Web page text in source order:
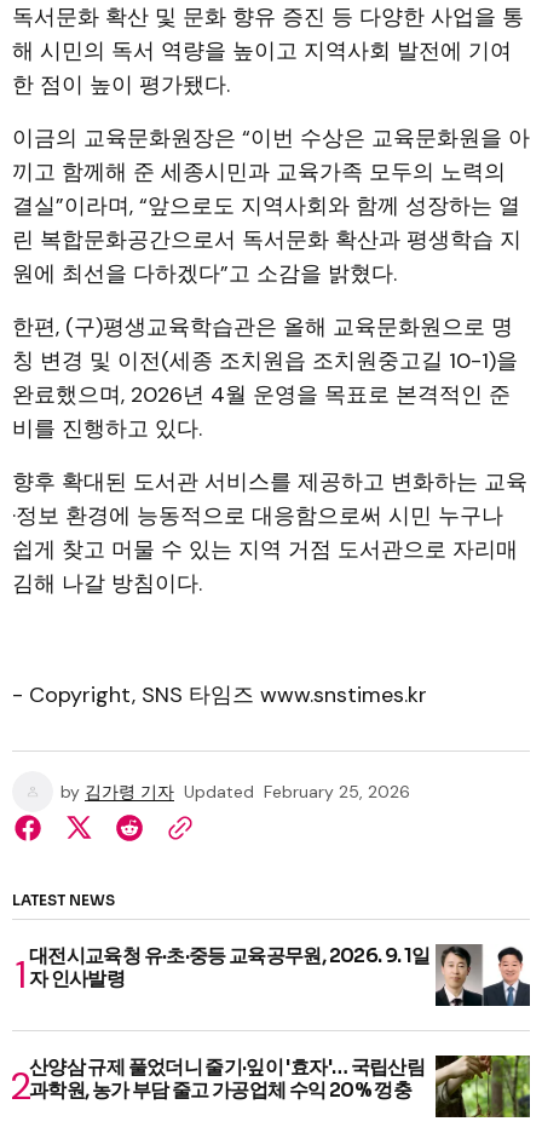
독서문화 확산 및 문화 향유 증진 등 다양한 사업을 통
해 시민의 독서 역량을 높이고 지역사회 발전에 기여
한 점이 높이 평가됐다.
이금의 교육문화원장은 “이번 수상은 교육문화원을 아
끼고 함께해 준 세종시민과 교육가족 모두의 노력의
결실”이라며, “앞으로도 지역사회와 함께 성장하는 열
린 복합문화공간으로서 독서문화 확산과 평생학습 지
원에 최선을 다하겠다”고 소감을 밝혔다.
한편, (구)평생교육학습관은 올해 교육문화원으로 명
칭 변경 및 이전(세종 조치원읍 조치원중고길 10-1)을
완료했으며, 2026년 4월 운영을 목표로 본격적인 준
비를 진행하고 있다.
향후 확대된 도서관 서비스를 제공하고 변화하는 교육
·정보 환경에 능동적으로 대응함으로써 시민 누구나
쉽게 찾고 머물 수 있는 지역 거점 도서관으로 자리매
김해 나갈 방침이다.
- Copyright, SNS 타임즈 www.snstimes.kr
by 김가령 기자 Updated February 25, 2026
LATEST NEWS
대전시교육청 유·초·중등 교육공무원, 2026. 9. 1일
자 인사발령
산양삼 규제 풀었더니 줄기·잎이 '효자'… 국립산림
과학원, 농가 부담 줄고 가공업체 수익 20% 껑충